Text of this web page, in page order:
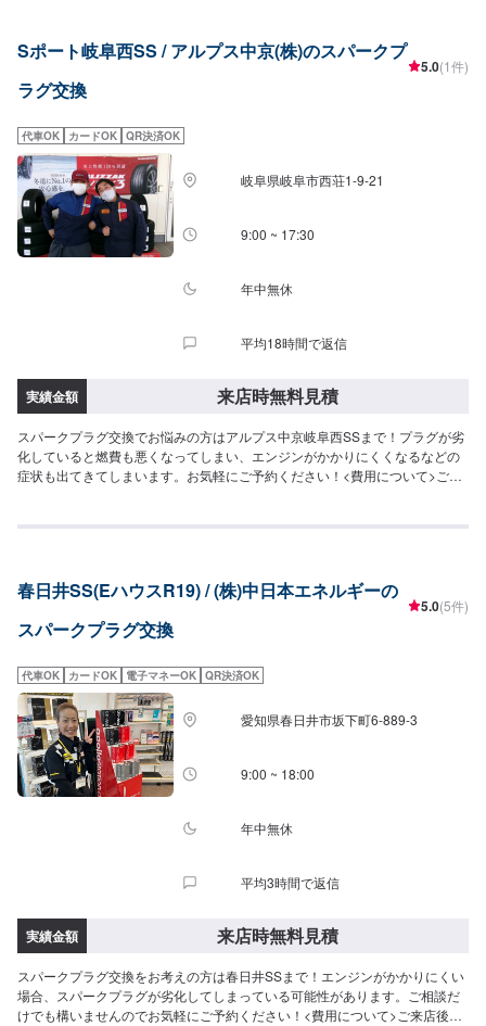
Sポート岐阜西SS / アルプス中京(株)のスパークプ
ラグ交換
5.0(1件)
代車OK カードOK QR決済OK
岐阜県岐阜市西荘1-9-21
9:00 ~ 17:30
年中無休
平均18時間で返信
実績金額 来店時無料見積
スパークプラグ交換でお悩みの方はアルプス中京岐阜西SSまで！プラグが劣
化していると燃費も悪くなってしまい、エンジンがかかりにくくなるなどの
症状も出てきてしまいます。お気軽にご予約ください！<費用について>ご来
春日井SS(EハウスR19) / (株)中日本エネルギーの
スパークプラグ交換
5.0(5件)
代車OK カードOK 電子マネーOK QR決済OK
愛知県春日井市坂下町6-889-3
9:00 ~ 18:00
年中無休
平均3時間で返信
実績金額 来店時無料見積
スパークプラグ交換をお考えの方は春日井SSまで！エンジンがかかりにくい
場合、スパークプラグが劣化してしまっている可能性があります。ご相談だ
けでも構いませんのでお気軽にご予約ください！<費用について>ご来店後の